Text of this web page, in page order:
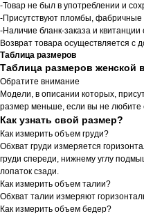
-Товар не был в употреблении и
-Присутствуют пломбы, фабричные
-Наличие бланк-заказа и квитанции
Возврат товара осуществляется с
Таблица размеров
Таблица размеров женской
Обратите внимание
Модели, в описании которых,
размер меньше, если вы не
Как узнать свой размер?
Как измерить объем груди?
Обхват груди измеряется
груди спереди, нижнему углу
лопаток сзади.
Как измерить объем талии?
Обхват талии измеряют
Как измерить объем бедер?